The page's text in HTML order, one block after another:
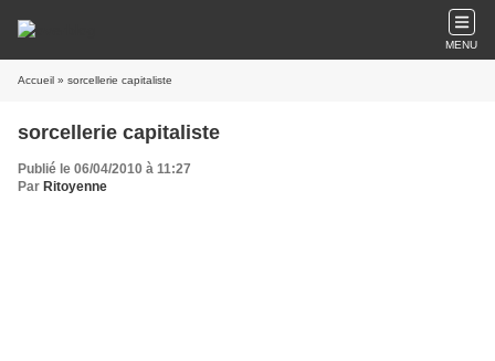
MENU
Accueil » sorcellerie capitaliste
sorcellerie capitaliste
Publié le 06/04/2010 à 11:27
Par Ritoyenne